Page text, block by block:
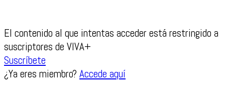
El contenido al que intentas acceder está restringido a
suscriptores de VIVA+
Suscríbete
¿Ya eres miembro? Accede aquí